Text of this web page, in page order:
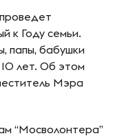
к Году семьи.
папы, бабушки
лет. Об этом
Мэра
“Мосволонтера”